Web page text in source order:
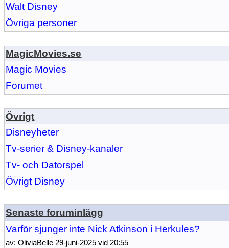
Walt Disney
Övriga personer
MagicMovies.se
Magic Movies
Forumet
Övrigt
Disneyheter
Tv-serier & Disney-kanaler
Tv- och Datorspel
Övrigt Disney
Senaste foruminlägg
Varför sjunger inte Nick Atkinson i Herkules?
av: OliviaBelle 29-juni-2025 vid 20:55